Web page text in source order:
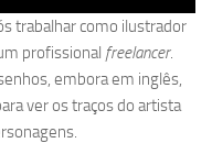
trabalhar como ilustrador
profissional freelancer.
embora em inglês,
ver os traços do artista